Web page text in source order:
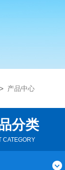
> 产品中心
分类
CATEGORY